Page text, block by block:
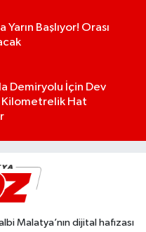
Yarın Başlıyor! Orası
Demiryolu İçin Dev
Kilometrelik Hat
Malatya’nın dijital hafızası